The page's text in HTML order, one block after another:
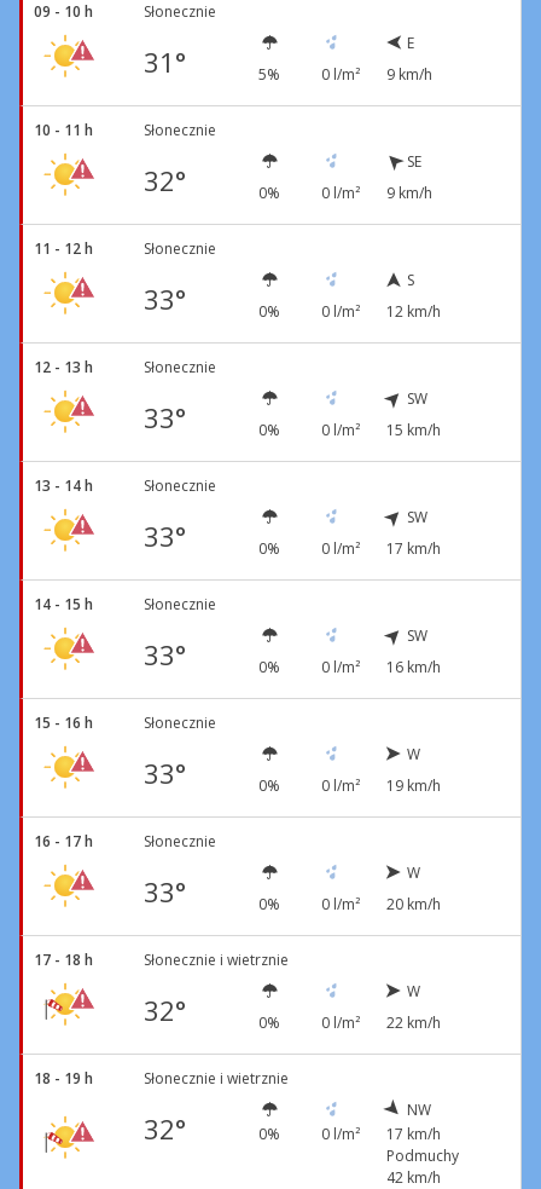
09 - 10 h Słonecznie
31° 5% 0 l/m²
E
9 km/h
10 - 11 h Słonecznie
32° 0% 0 l/m²
SE
9 km/h
11 - 12 h Słonecznie
33° 0% 0 l/m²
S
12 km/h
12 - 13 h Słonecznie
33° 0% 0 l/m²
SW
15 km/h
13 - 14 h Słonecznie
33° 0% 0 l/m²
SW
17 km/h
14 - 15 h Słonecznie
33° 0% 0 l/m²
SW
16 km/h
15 - 16 h Słonecznie
33° 0% 0 l/m²
W
19 km/h
16 - 17 h Słonecznie
33° 0% 0 l/m²
W
20 km/h
17 - 18 h Słonecznie i wietrznie
32° 0% 0 l/m²
W
22 km/h
18 - 19 h Słonecznie i wietrznie
32° 0% 0 l/m²
NW
17 km/h
Podmuchy
42 km/h